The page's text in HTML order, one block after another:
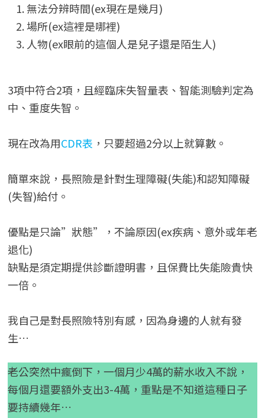
無法分辨時間(ex現在是幾月)
場所(ex這裡是哪裡)
人物(ex眼前的這個人是兒子還是陌生人)
3項中符合2項，且經臨床失智量表、智能測驗判定為
中、重度失智。
現在改為用CDR表 ，只要超過2分以上就算數。
簡單來說，長照險是針對生理障礙(失能)和認知障礙
(失智)給付。
優點是只論”狀態”，不論原因(ex疾病、意外或年老
退化)
缺點是須定期提供診斷證明書，且保費比失能險貴快
一倍。
我自己是對長照險特別有感，因為身邊的人就有發
生…
老公突然中瘋倒下，一個月少4萬的薪水收入不說，
每個月還要額外支出3-4萬，重點是不知道這種日子
要持續幾年…